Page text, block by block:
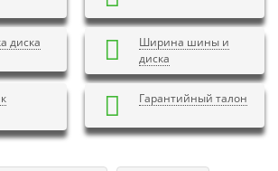
диска
Ширина шины и
диска
Гарантийный талон